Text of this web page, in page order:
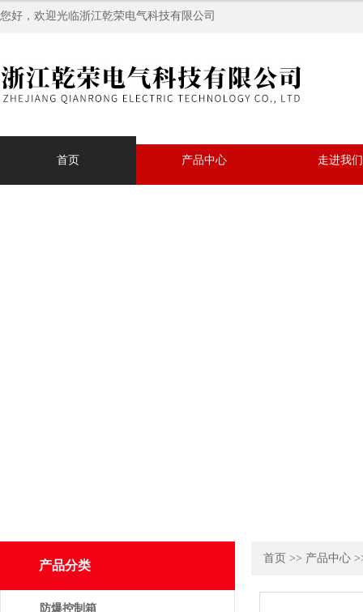
您好，欢迎光临浙江乾荣电气科技有限公司
首页 产品中心 走进我们
首页 >> 产品中心
产品分类
防爆控制箱